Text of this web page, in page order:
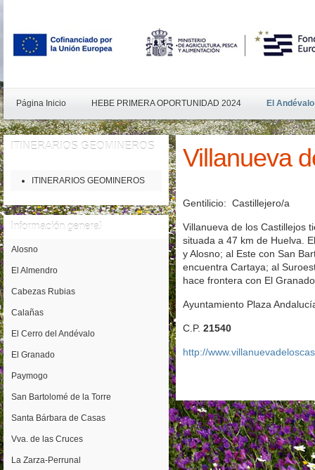
Página Inicio HEBE PRIMERA OPORTUNIDAD 2024 El Andévalo
Villanueva
Gentilicio: Castillejero/a
Villanueva de los Castillejos
situada a 47 km de Huelva.
y Alosno; al Este con San
encuentra Cartaya; al
hace frontera con El
Ayuntamiento Plaza
C.P. 21540
http://
ITINERARIOS GEOMINEROS
ITINERARIOS GEOMINEROS
Información general
Alosno
El Almendro
Cabezas Rubias
Calañas
El Cerro del Andévalo
El Granado
Paymogo
San Bartolomé de la Torre
Santa Bárbara de Casas
Vva. de las Cruces
La Zarza-Perrunal